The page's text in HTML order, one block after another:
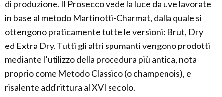
di produzione. Il Prosecco vede la luce da uve lavorate
in base al metodo Martinotti-Charmat, dalla quale si
ottengono praticamente tutte le versioni: Brut, Dry
ed Extra Dry. Tutti gli altri spumanti vengono prodotti
mediante l’utilizzo della procedura più antica, nota
proprio come Metodo Classico (o champenois), e
risalente addirittura al XVI secolo.